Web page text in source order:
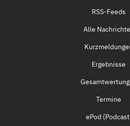
RSS-Feeds
Alle
Ergebnisse
Termine
ePod